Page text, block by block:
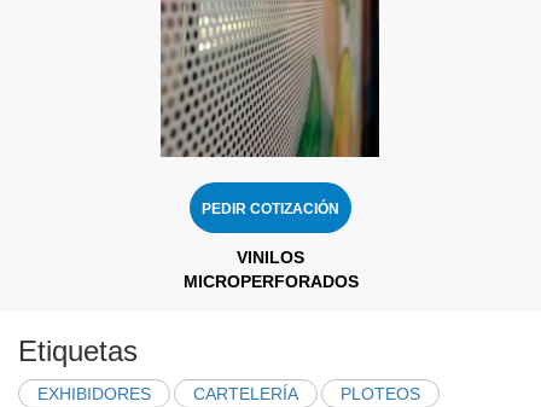
PEDIR COTIZACIÓN
VINILOS
MICROPERFORADOS
Etiquetas
EXHIBIDORES CARTELERÍA
PLOTEOS